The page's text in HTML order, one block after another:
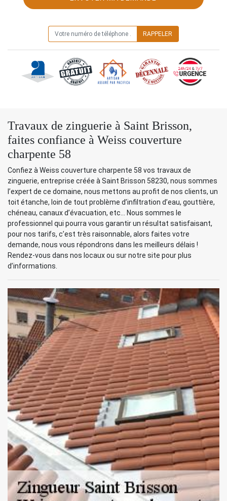
Travaux de zinguerie à Saint Brisson,
faites confiance à Weiss couverture
charpente 58
Confiez à Weiss couverture charpente 58 vos travaux de
zinguerie, entreprise créée à Saint Brisson 58230, nous sommes
l’expert de ce domaine, nous mettons au profit de nos clients, un
toit étanche, loin de tout problème d’infiltration d’eau, gouttière,
chéneau, canaux d’évacuation, etc… Nous sommes le
professionnel qui pourra vous garantir un résultat satisfaisant,
pour nos tarifs, c’est très raisonnable, alors faites votre
demande, nous vous répondrons dans les meilleurs délais !
Rendez-vous dans nos locaux ou sur notre site pour plus
d’informations.